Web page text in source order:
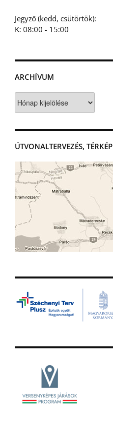
Jegyző (kedd, csütörtök):
K: 08:00 - 15:00
ARCHÍVUM
ÚTVONALTERVEZÉS, TÉRKÉP